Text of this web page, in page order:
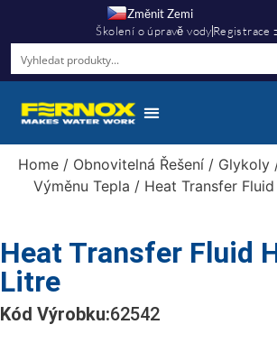
Změnit Zemi
Školení o úpravě vodyRegistrace
Home/ Obnovitelná Řešení/ Glykoly
Výměnu Tepla / Heat Transfer
Heat Transfer Fluid
Litre
Kód Výrobku:62542